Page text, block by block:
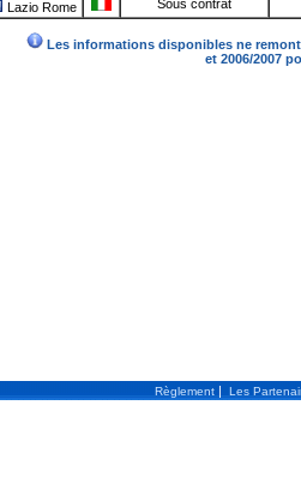
Lazio Rome Sous contrat
Les informations disponibles ne
et 2006/2007
Règlement | Les